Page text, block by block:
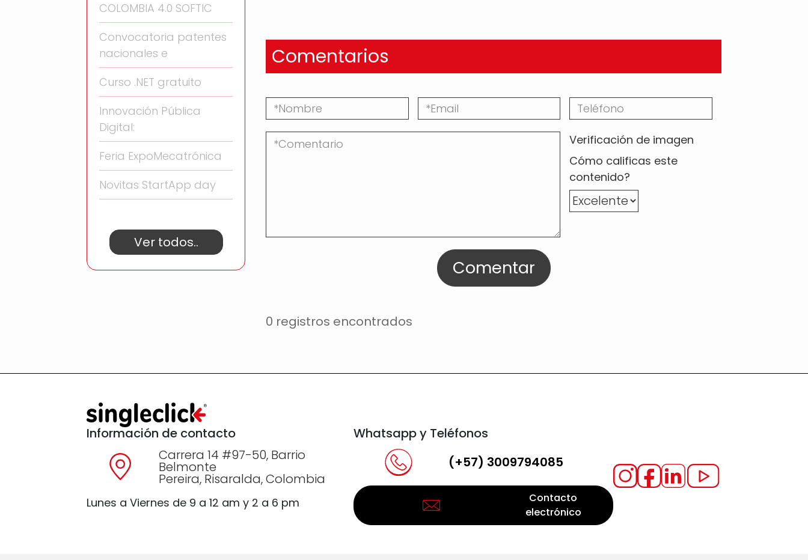
COLOMBIA 4.0 SOFTIC
Convocatoria patentes
nacionales e
Curso .NET gratuito
Innovación Pública
Digital:
Feria ExpoMecatrónica
Novitas StartApp day
Ver todos..
Comentarios
Verificación de imagen
Cómo calificas este
contenido?
Comentar
0 registros encontrados
Información de contacto
Carrera 14 #97-50, Barrio
Belmonte
Pereira, Risaralda, Colombia
Lunes a Viernes de 9 a 12 am y 2 a 6 pm
Whatsapp y Teléfonos
(+57) 3009794085
Contacto
electrónico